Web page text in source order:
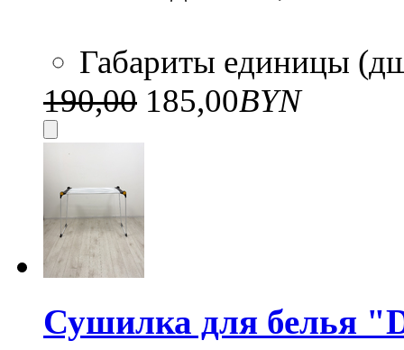
Габариты единицы
190,00 185,00BYN
Сушилка для белья